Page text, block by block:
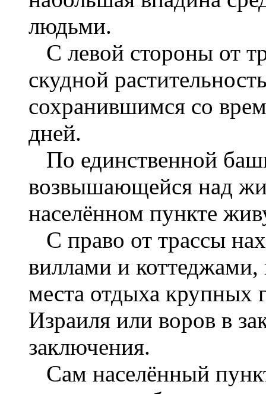
людьми.
С левой стороны от
скудной
сохранившимся со
дней.
По единственной
возвышающейся над
населённом пункте
С право от трассы
виллами и
места отдыха крупных
Израиля или воров в
заключения.
Сам населённый